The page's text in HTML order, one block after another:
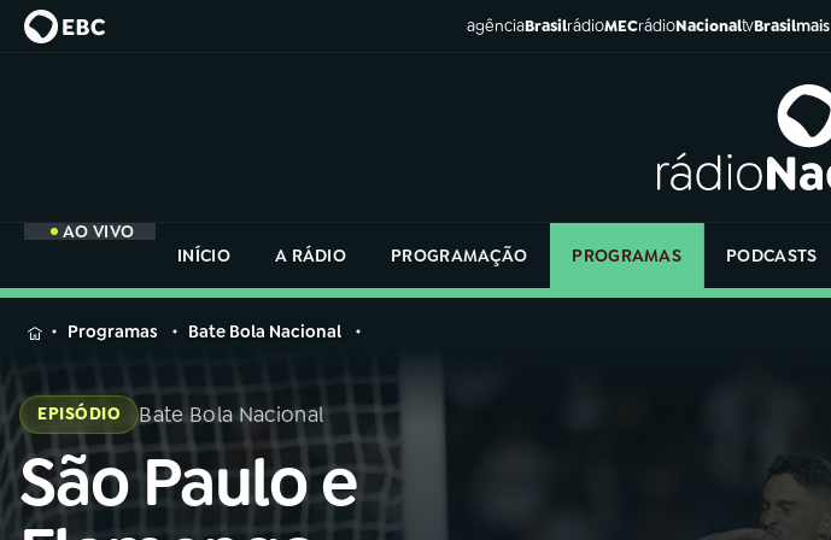
agênciaBrasilrádioMECrádioNacionaltvBrasilmais
AO VIVO
INÍCIO
A RÁDIO PROGRAMAÇÃO PROGRAMAS PODCASTS
MENU
Buscar
na
Rádio
Buscar
AO VIVO
na
Rádio
Nacional
Programas Bate Bola Nacional
EPISÓDIO Bate Bola Nacional
São Paulo e